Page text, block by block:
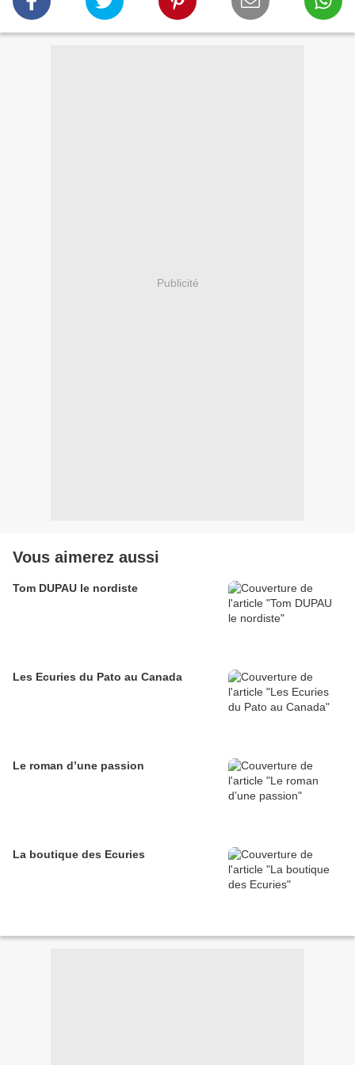
Publicité
Vous aimerez aussi
Tom DUPAU le nordiste
Les Ecuries du Pato au Canada
Le roman d’une passion
La boutique des Ecuries